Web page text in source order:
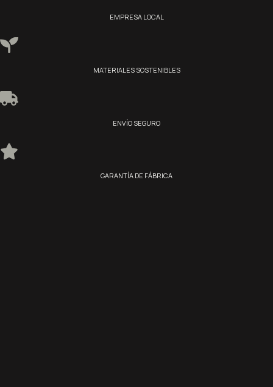
EMPRESA LOCAL
MATERIALES SOSTENIBLES
ENVÍO SEGURO
GARANTÍA DE FÁBRICA